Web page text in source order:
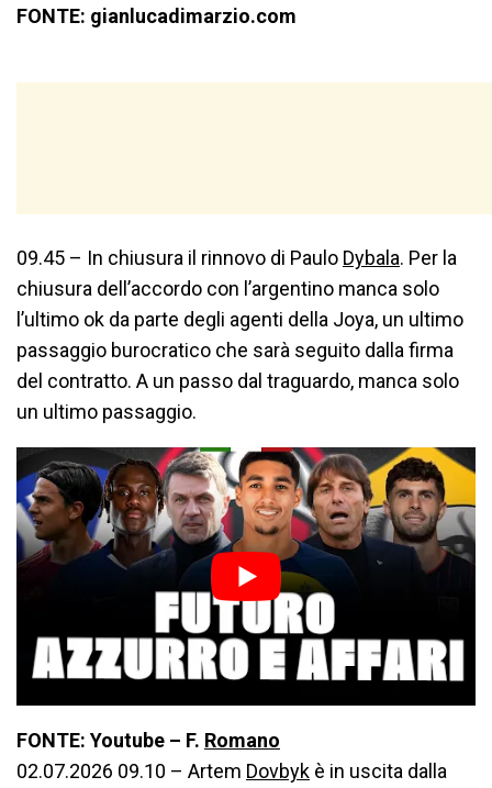
FONTE: gianlucadimarzio.com
09.45 – In chiusura il rinnovo di Paulo Dybala. Per la
chiusura dell’accordo con l’argentino manca solo
l’ultimo ok da parte degli agenti della Joya, un ultimo
passaggio burocratico che sarà seguito dalla firma
del contratto. A un passo dal traguardo, manca solo
un ultimo passaggio.
FONTE: Youtube – F. Romano
02.07.2026 09.10 – Artem Dovbyk è in uscita dalla